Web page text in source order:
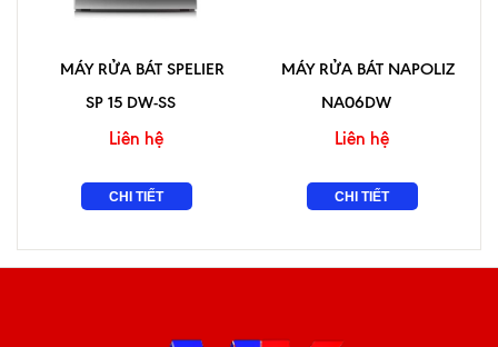
MÁY RỬA BÁT SPELIER
SP 15 DW-SS
Liên hệ
CHI TIẾT
MÁY RỬA BÁT NAPOLIZ
NA06DW
Liên hệ
CHI TIẾT